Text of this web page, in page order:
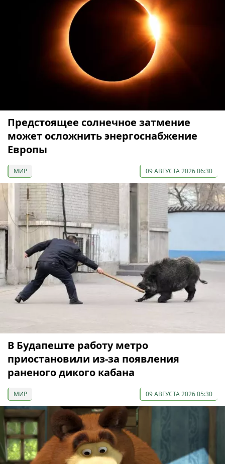
Предстоящее солнечное затмение
может осложнить энергоснабжение
Европы
МИР 09 АВГУСТА 2026 06:30
В Будапеште работу метро
приостановили из-за появления
раненого дикого кабана
МИР 09 АВГУСТА 2026 05:30